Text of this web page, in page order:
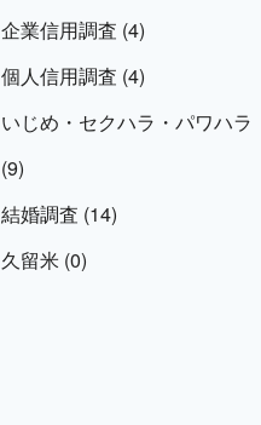
企業信用調査 (4)
個人信用調査 (4)
いじめ・セクハラ・パワハラ
(9)
結婚調査 (14)
久留米 (0)